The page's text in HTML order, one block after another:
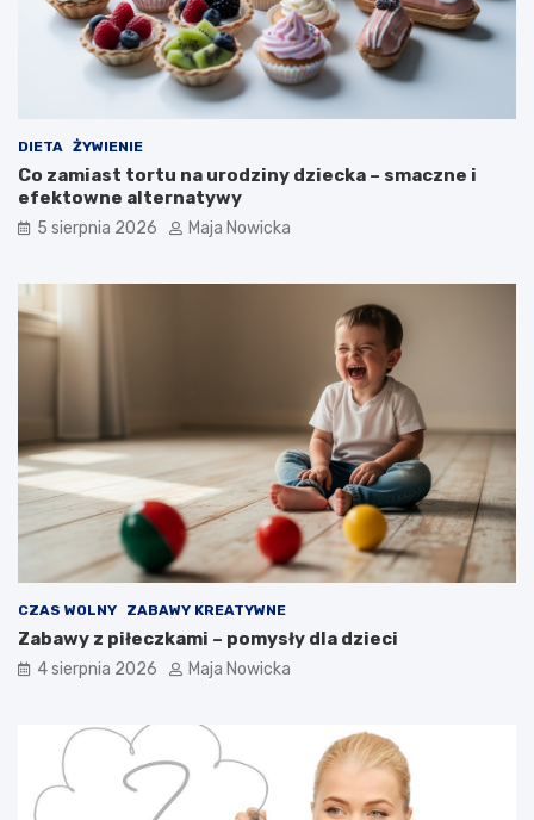
DIETA ŻYWIENIE
Co zamiast tortu na urodziny dziecka – smaczne i
efektowne alternatywy
5 sierpnia 2026 Maja Nowicka
CZAS WOLNY ZABAWY KREATYWNE
Zabawy z piłeczkami – pomysły dla dzieci
4 sierpnia 2026 Maja Nowicka